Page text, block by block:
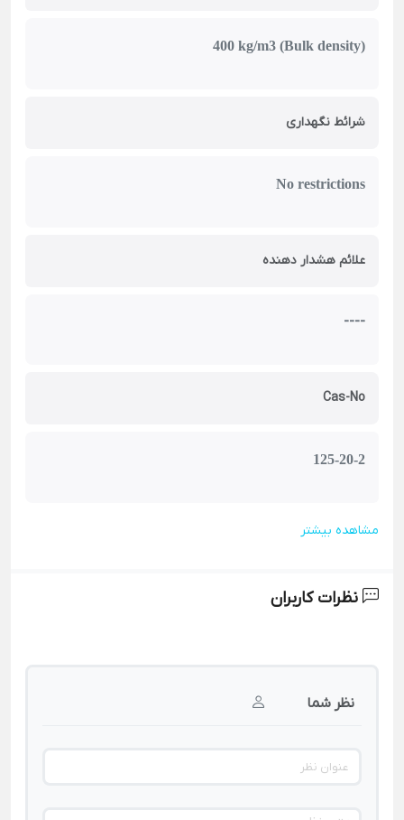
400 kg/m3 (Bulk density)
شرائط نگهداری
No restrictions
علائم هشدار دهنده
----
Cas-No
125-20-2
مشاهده بیشتر
نظرات کاربران
نظر شما